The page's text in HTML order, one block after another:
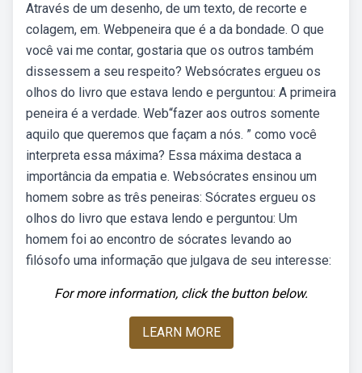
Através de um desenho, de um texto, de recorte e
colagem, em. Webpeneira que é a da bondade. O que
você vai me contar, gostaria que os outros também
dissessem a seu respeito? Websócrates ergueu os
olhos do livro que estava lendo e perguntou: A primeira
peneira é a verdade. Web“fazer aos outros somente
aquilo que queremos que façam a nós. ” como você
interpreta essa máxima? Essa máxima destaca a
importância da empatia e. Websócrates ensinou um
homem sobre as três peneiras: Sócrates ergueu os
olhos do livro que estava lendo e perguntou: Um
homem foi ao encontro de sócrates levando ao
filósofo uma informação que julgava de seu interesse:
For more information, click the button below.
LEARN MORE